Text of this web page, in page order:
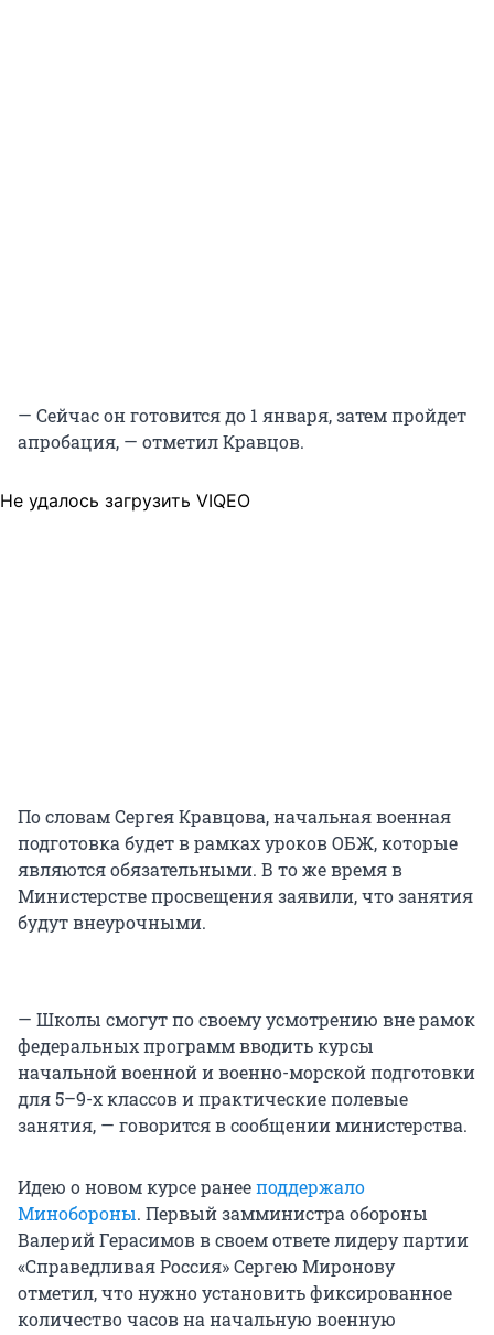
— Сейчас он готовится до 1 января, затем пройдет
апробация, — отметил Кравцов.
Не удалось загрузить VIQEO
По словам Сергея Кравцова, начальная военная
подготовка будет в рамках уроков ОБЖ, которые
являются обязательными. В то же время в
Министерстве просвещения заявили, что занятия
будут внеурочными.
— Школы смогут по своему усмотрению вне рамок
федеральных программ вводить курсы
начальной военной и военно-морской подготовки
для 5–9-х классов и практические полевые
занятия, — говорится в сообщении министерства.
Идею о новом курсе ранееподдержало
Минобороны. Первый замминистра обороны
Валерий Герасимов в своем ответе лидеру партии
«Справедливая Россия» Сергею Миронову
отметил, что нужно установить фиксированное
количество часов на начальную военную